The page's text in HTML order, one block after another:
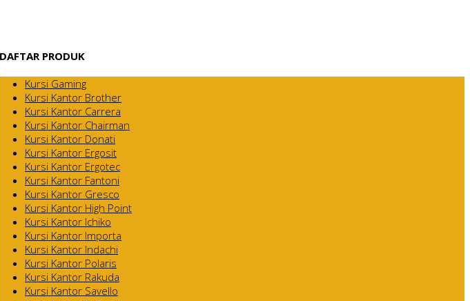
DAFTAR PRODUK
Kursi Gaming
Kursi Kantor Brother
Kursi Kantor Carrera
Kursi Kantor Chairman
Kursi Kantor Donati
Kursi Kantor Ergosit
Kursi Kantor Ergotec
Kursi Kantor Fantoni
Kursi Kantor Gresco
Kursi Kantor High Point
Kursi Kantor Ichiko
Kursi Kantor Importa
Kursi Kantor Indachi
Kursi Kantor Polaris
Kursi Kantor Rakuda
Kursi Kantor Savello